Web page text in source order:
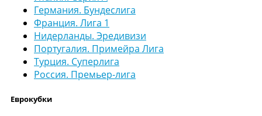
Германия. Бундеслига
Франция. Лига 1
Нидерланды. Эредивизи
Португалия. Примейра Лига
Турция. Суперлига
Россия. Премьер-лига
Еврокубки